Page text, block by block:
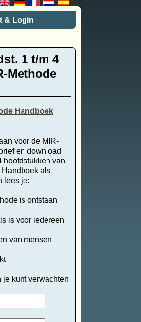
& Login
1 t/m 4
Methode
voor de MIR-
en download
hoofdstukken van
Handboek als
lees je:
is ontstaan
is voor iedereen
van mensen
je kunt verwachten